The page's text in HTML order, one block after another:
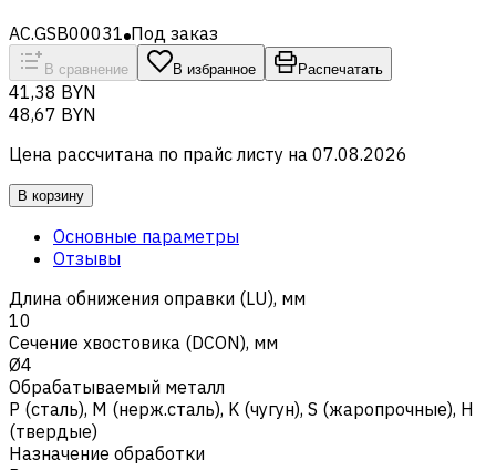
AC.GSB00031 Под заказ
В сравнение В избранное Распечатать
41,38 BYN
48,67 BYN
Цена рассчитана по прайс листу на 07.08.2026
В корзину
Основные параметры
Отзывы
Длина обнижения оправки (LU), мм
10
Сечение хвостовика (DCON), мм
Ø4
Обрабатываемый металл
Р (сталь), M (нерж.сталь), K (чугун), S (жаропрочные), H
(твердые)
Назначение обработки